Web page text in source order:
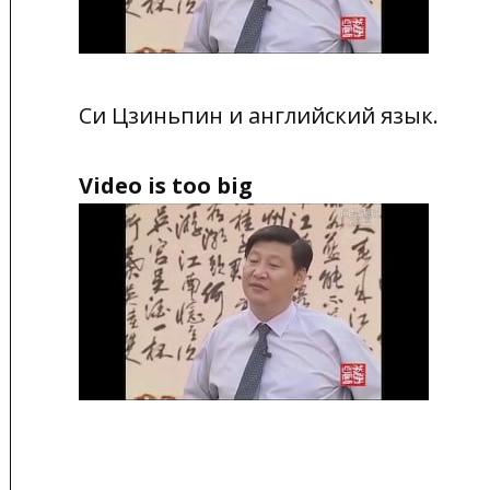
Си Цзиньпин и английский язык.
Video is too big